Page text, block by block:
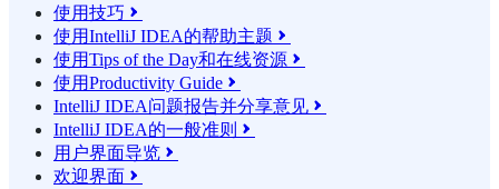
使用技巧 
使用IntelliJ IDEA的帮助主题 
使用Tips of the Day和在线资源 
使用Productivity Guide 
IntelliJ IDEA问题报告并分享意见 
IntelliJ IDEA的一般准则 
用户界面导览 
欢迎界面 